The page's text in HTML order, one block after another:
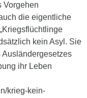
Vorgehen
die eigentliche
kein Asyl. Sie
Ausländergesetzes
ihr Leben
krieg-kein-